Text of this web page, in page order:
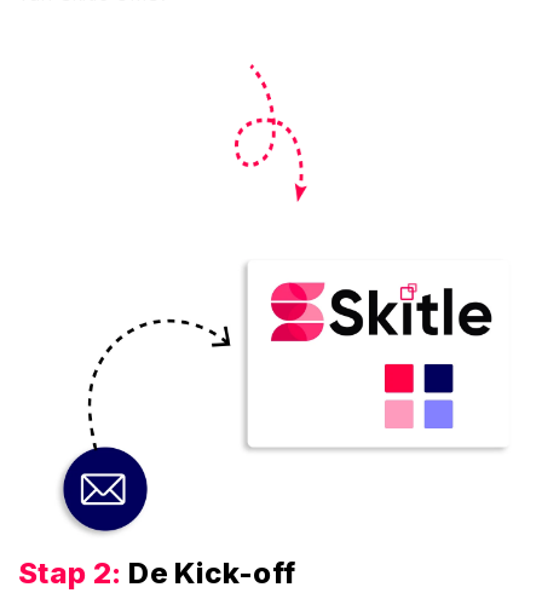
Stap 2: De Kick-off